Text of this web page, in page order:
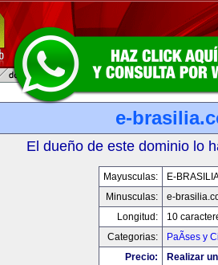
e-
El dueño de este dominio lo
Mayusculas:
E-
Minusculas:
e-
Longitud:
10
Categorias:
PaÃ­ses y
Precio:
Realizar